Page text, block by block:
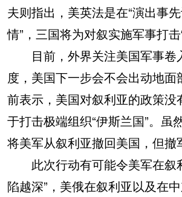
夫则指出，美英法是在“演出事
情”，三国将为对叙实施军事打击
目前，外界关注美国军事卷
度，美国下一步会不会出动地面
前表示，美国对叙利亚的政策没
于打击极端组织“伊斯兰国”。虽
将美军从叙利亚撤回美国，但撤
此次行动有可能令美军在叙
陷越深”，美俄在叙利亚以及在